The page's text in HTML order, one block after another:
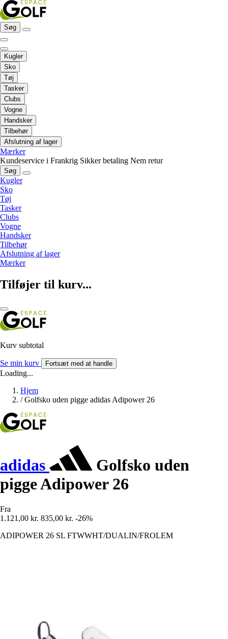
Søg
Kugler
Sko
Tøj
Tasker
Clubs
Vogne
Handsker
Tilbehør
Afslutning af lager
Mærker
Kundeservice i Frankrig Sikker betaling Nem retur
Søg
Kugler
Sko
Tøj
Tasker
Clubs
Vogne
Handsker
Tilbehør
Afslutning af lager
Mærker
Tilføjer til kurv...
Kurv subtotal
Se min kurv Fortsæt med at handle
Loading...
Hjem
/ Golfsko uden pigge adidas Adipower 26
adidas
Golfsko uden
pigge Adipower 26
Fra
1.121,00 kr. 835,00 kr. -26%
ADIPOWER 26 SL FTWWHT/DUALIN/FROLEM